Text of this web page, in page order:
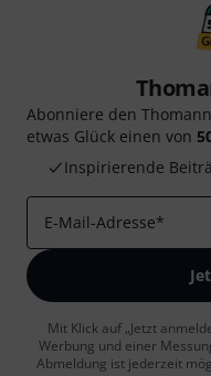
Abonniere den
etwas Glück einen von
Inspirierende
E-Mail-Adresse*
Mit Klick auf „Jetzt
Werbung und einer
Abmeldung ist jederzeit